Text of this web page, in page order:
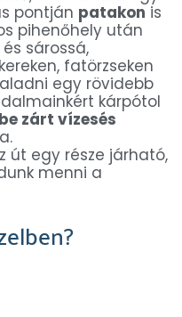
pontján patakon is
pihenőhely után
sárossá,
fatörzseken
egy rövidebb
kárpótol
zárt vízesés
út egy része járható,
menni a